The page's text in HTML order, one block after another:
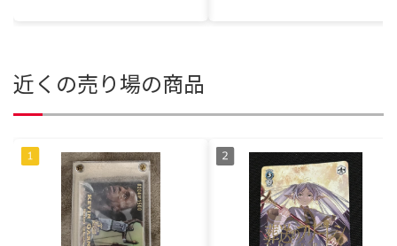
近くの売り場の商品